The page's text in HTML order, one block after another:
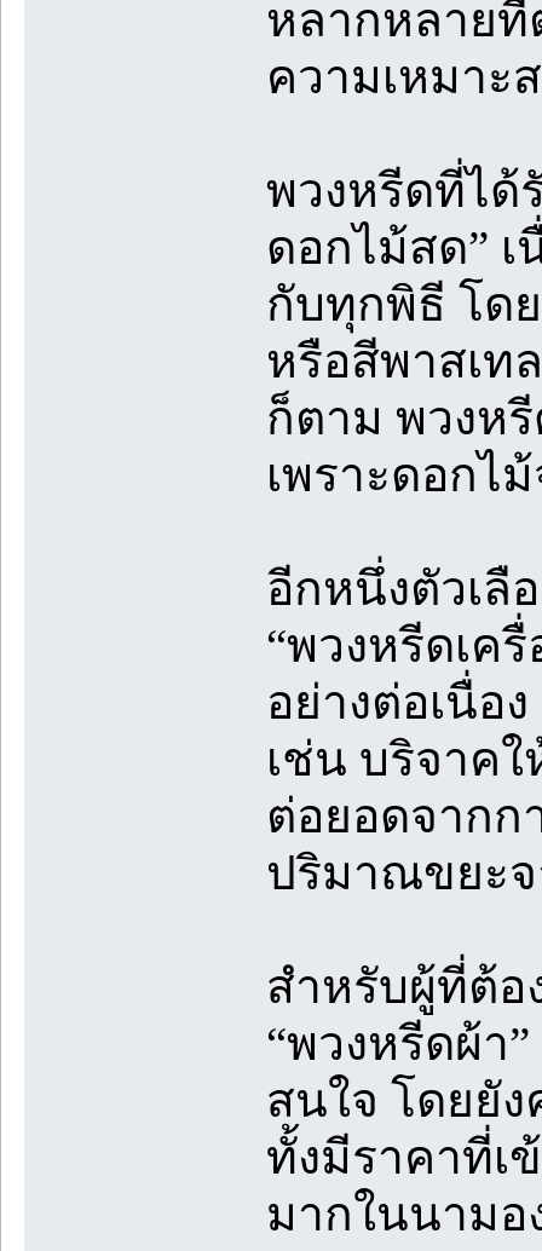
หลากหลาย
ความเหมาะ
พวงหรีดที่ได้
ดอกไม้สด”
กับทุกพิธี โด
หรือสีพาสเท
ก็ตาม พวงห
เพราะดอกไ
อีกหนึ่งตัวเลื
“พวงหรีดเค
อย่างต่อเนื่อ
เช่น บริจาค
ต่อยอดจากก
ปริมาณขยะ
สำหรับผู้ที่ต้อ
“พวงหรีดผ้า
สนใจ โดยยั
ทั้งมีราคาที่เ
มากในนามอ